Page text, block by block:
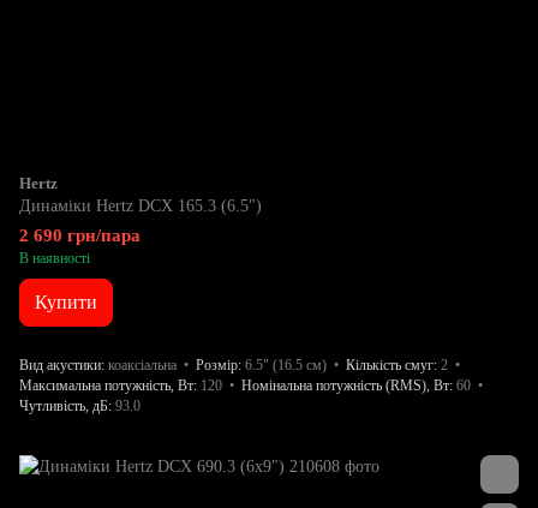
Hertz
Динаміки Hertz DCX 165.3 (6.5")
2 690 грн/пара
В наявності
Купити
Вид акустики коаксіальна Розмір 6.5" (16.5 см) Кількість смуг 2
Максимальна потужність, Вт 120 Номінальна потужність (RMS), Вт 60
Чутливість, дБ 93.0